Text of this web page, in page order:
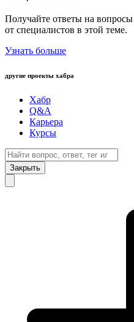
Получайте ответы на
от специалистов в этой теме.
Узнать больше
другие проекты хабра
Хабр
Q&A
Карьера
Курсы
Закрыть